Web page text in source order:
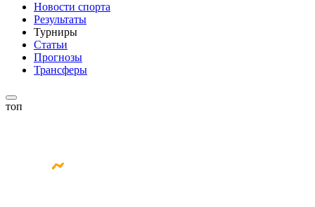
Новости спорта
Результаты
Турниры
Статьи
Прогнозы
Трансферы
топ